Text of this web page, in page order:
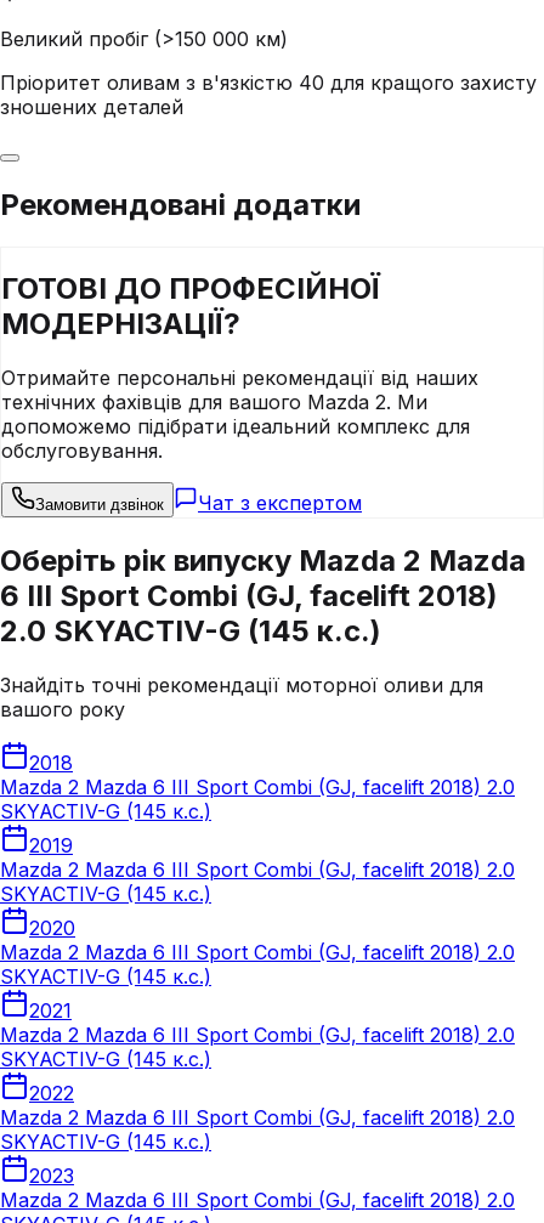
Великий пробіг (>150 000 км)
Пріоритет оливам з в'язкістю 40 для кращого захисту
зношених деталей
Рекомендовані додатки
ГОТОВІ ДО ПРОФЕСІЙНОЇ
МОДЕРНІЗАЦІЇ?
Отримайте персональні рекомендації від наших
технічних фахівців для вашого Mazda 2. Ми
допоможемо підібрати ідеальний комплекс для
обслуговування.
Замовити дзвінок Чат з експертом
Оберіть рік випуску Mazda 2 Mazda
6 III Sport Combi (GJ, facelift 2018)
2.0 SKYACTIV-G (145 к.с.)
Знайдіть точні рекомендації моторної оливи для
вашого року
2018
Mazda 2 Mazda 6 III Sport Combi (GJ, facelift 2018) 2.0
SKYACTIV-G (145 к.с.)
2019
Mazda 2 Mazda 6 III Sport Combi (GJ, facelift 2018) 2.0
SKYACTIV-G (145 к.с.)
2020
Mazda 2 Mazda 6 III Sport Combi (GJ, facelift 2018) 2.0
SKYACTIV-G (145 к.с.)
2021
Mazda 2 Mazda 6 III Sport Combi (GJ, facelift 2018) 2.0
SKYACTIV-G (145 к.с.)
2022
Mazda 2 Mazda 6 III Sport Combi (GJ, facelift 2018) 2.0
SKYACTIV-G (145 к.с.)
2023
Mazda 2 Mazda 6 III Sport Combi (GJ, facelift 2018) 2.0